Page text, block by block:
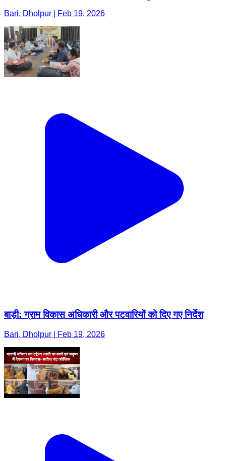
Bari, Dholpur | Feb 19, 2026
बाड़ी: ग्राम विकास अधिकारी और पटवारियों को दिए गए निर्देश
Bari, Dholpur | Feb 19, 2026